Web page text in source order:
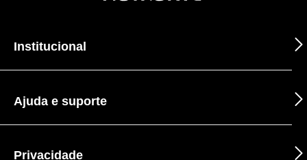
Institucional
Ajuda e suporte
Privacidade